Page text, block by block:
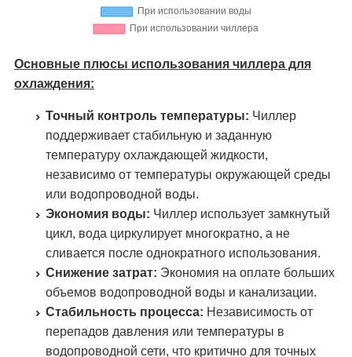
Основные плюсы использования чиллера для
охлаждения:
Точный контроль температуры: Чиллер
поддерживает стабильную и заданную
температуру охлаждающей жидкости,
независимо от температуры окружающей среды
или водопроводной воды.
Экономия воды: Чиллер использует замкнутый
цикл, вода циркулирует многократно, а не
сливается после однократного использования.
Снижение затрат: Экономия на оплате больших
объемов водопроводной воды и канализации.
Стабильность процесса: Независимость от
перепадов давления или температуры в
водопроводной сети, что критично для точных